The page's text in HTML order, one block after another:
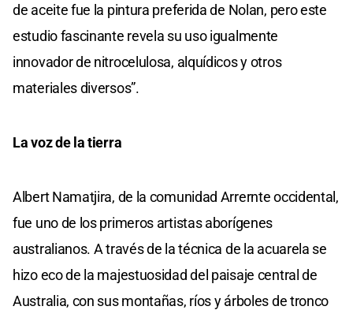
de aceite fue la pintura preferida de Nolan, pero este
estudio fascinante revela su uso igualmente
innovador de nitrocelulosa, alquídicos y otros
materiales diversos”.
La voz de la tierra
Albert Namatjira, de la comunidad Arrernte occidental,
fue uno de los primeros artistas aborígenes
australianos. A través de la técnica de la acuarela se
hizo eco de la majestuosidad del paisaje central de
Australia, con sus montañas, ríos y árboles de tronco